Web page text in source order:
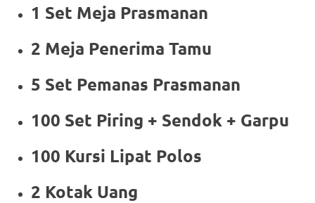
1 Set Meja Prasmanan
2 Meja Penerima Tamu
5 Set Pemanas Prasmanan
100 Set Piring + Sendok + Garpu
100 Kursi Lipat Polos
2 Kotak Uang